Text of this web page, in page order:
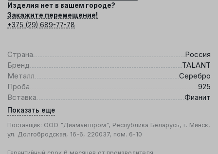
Изделия нет в вашем городе?
Закажите перемещение!
+375 (29) 689-77-78
Страна
Россия
Бренд
TALANT
Металл
Серебро
Проба
925
Вставка
Фианит
Показать еще
Поставщик: ООО "Диамантпром", Республика Беларусь, г. Минск,
ул. Долгобродская, 16-6, 220037, пом. 6-10